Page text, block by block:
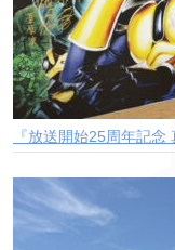
『放送開始25周年記